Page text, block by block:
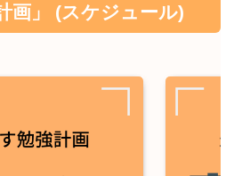
画」 (スケジュール)